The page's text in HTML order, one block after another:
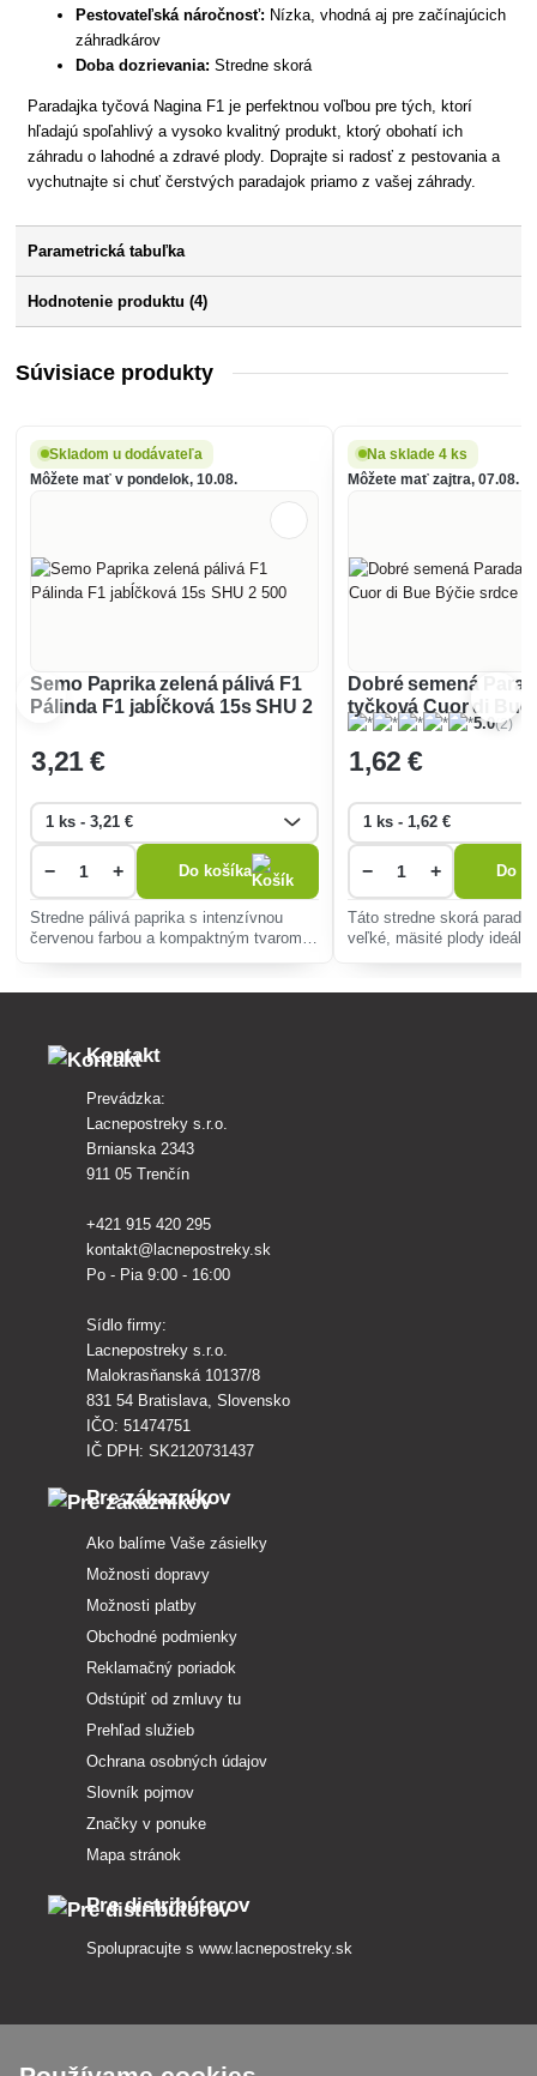
Pestovateľská náročnosť: Nízka, vhodná aj pre začínajúcich
záhradkárov
Doba dozrievania: Stredne skorá
Paradajka tyčová Nagina F1 je perfektnou voľbou pre tých, ktorí
hľadajú spoľahlivý a vysoko kvalitný produkt, ktorý obohatí ich
záhradu o lahodné a zdravé plody. Doprajte si radosť z pestovania a
vychutnajte si chuť čerstvých paradajok priamo z vašej záhrady.
Parametrická tabuľka
Hodnotenie produktu (4)
Súvisiace produkty
Skladom u dodávateľa
Môžete mať v pondelok, 10.08.
Semo Paprika zelená pálivá F1
Pálinda F1 jabĺčková 15s SHU 2
3,21 €
− + Do košíka
Stredne pálivá paprika s intenzívnou
červenou farbou a kompaktným tvarom,
Na sklade 4 ks
Môžete mať zajtra, 07.08.
Dobré semená
tyčková Cuor di Bue
srdce 50s
5.0(2)
1,62 €
− + Do
Táto stredne skorá
veľké, mäsité plody
Kontakt
Prevádzka:
Lacnepostreky s.r.o.
Brnianska 2343
911 05 Trenčín
+421 915 420 295
kontakt@lacnepostreky.sk
Po - Pia 9:00 - 16:00
Sídlo firmy:
Lacnepostreky s.r.o.
Malokrasňanská 10137/8
831 54 Bratislava, Slovensko
IČO: 51474751
IČ DPH: SK2120731437
Pre zákazníkov
Ako balíme Vaše zásielky
Možnosti dopravy
Možnosti platby
Obchodné podmienky
Reklamačný poriadok
Odstúpiť od zmluvy tu
Prehľad služieb
Ochrana osobných údajov
Slovník pojmov
Značky v ponuke
Mapa stránok
Pre distribútorov
Spolupracujte s www.lacnepostreky.sk